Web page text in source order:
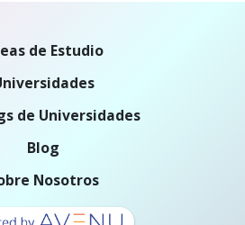
de Estudio
de Universidades
Blog
Nosotros